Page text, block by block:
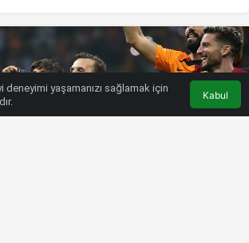
deneyimi yaşamanızı sağlamak için
Kabul